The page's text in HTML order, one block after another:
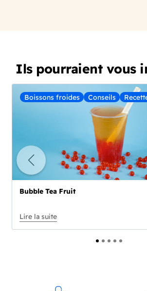
Ils pourraient vous
Boissons froides Conseils
Bubble Tea Fruit